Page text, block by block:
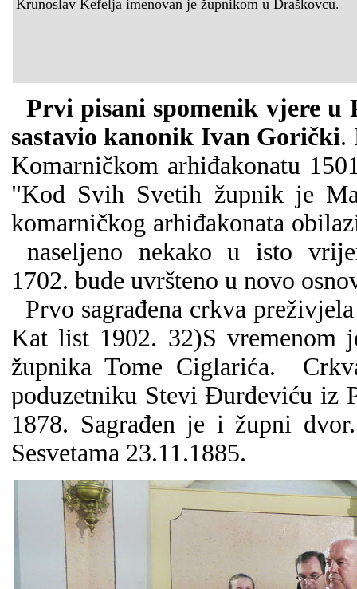
Krunoslav Kefelja imenovan je župnikom u Draškovcu.
Prvi pisani spomenik vjere u
sastavio kanonik Ivan Gorički.
Komarničkom arhiđakonatu
"Kod Svih Svetih župnik je
komarničkog arhiđakonata
naseljeno nekako u isto
1702. bude uvršteno u novo
Prvo sagrađena crkva
Katlist 1902. 32)S vremenom
župnika Tome Ciglarića.
poduzetniku Stevi Đurđeviću iz
1878. Sagrađen je i župni
Sesvetama 23.11.1885.